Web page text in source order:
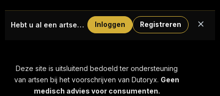
Hebt u al een artsenaccount? Inloggen Registreren
Deze site is uitsluitend bedoeld ter ondersteuning
van artsen bij het voorschrijven van Dutoryx. Geen
medisch advies voor consumenten.